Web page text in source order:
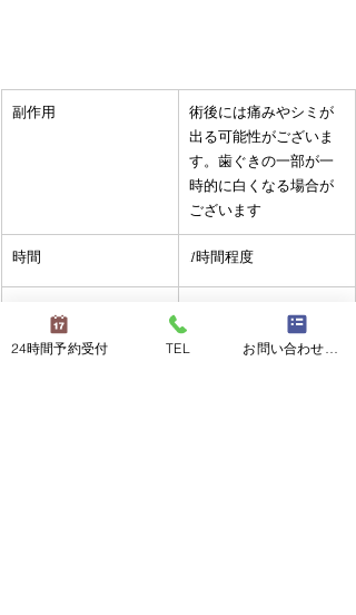
副作用
術後には痛みやシミが
出る可能性がございま
す。歯ぐきの一部が一
時的に白くなる場合が
ございます
時間 1時間程度
1万円（税込み）
24時間予約受付 TEL